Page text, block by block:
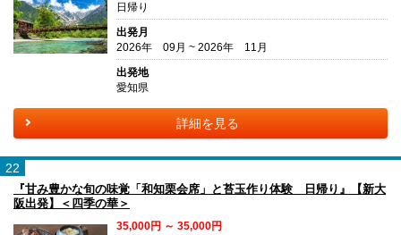
日帰り
出発月
2026年 09月 ~ 2026年 11月
出発地
愛知県
詳細を見る
22
『甘み豊かな旬の味覚「和知栗会席」と苔玉作り体験 日帰り』【新大
阪出発】＜四季の華＞
35,000円 ～ 35,000円